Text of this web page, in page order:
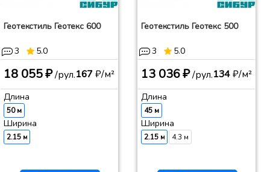
Геотекстиль Геотекс 600
3 5.0
18 055 ₽/рул.167₽/м²
Длина
50 м
Ширина
2.15 м
Геотекстиль Геотекс 500
3 5.0
13 036 ₽/рул.134₽/м²
Длина
45 м
Ширина
2.15 м 4.3 м